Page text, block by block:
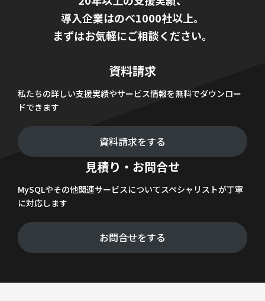
導入企業はのべ1000社以上。
まずはお気軽にご相談ください。
資料請求
私たちの詳しい支援実績やサービス情報を無料でダウンロー
ドできます
資料請求をする
見積り・お問合せ
MySQLやその他関連サービスについてスペシャリストが丁寧
に対応します
お問合せをする